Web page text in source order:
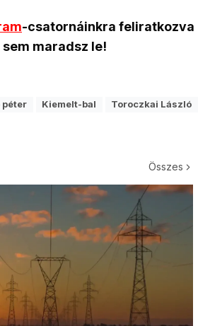
-csatornáinkra feliratkozva
maradsz le!
péter Kiemelt-bal Toroczkai László
Összes